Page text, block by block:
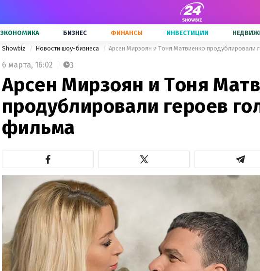
ЭКОНОМИКА БИЗНЕС ФИНАНСЫ ИНВЕСТИЦИИ
Showbiz Новости шоу-бизнеса Арсен Мирзоян и Тоня Матвиенко продублировали
6 марта, 16:02 3
Арсен Мирзоян и Тоня
продублировали героев
фильма